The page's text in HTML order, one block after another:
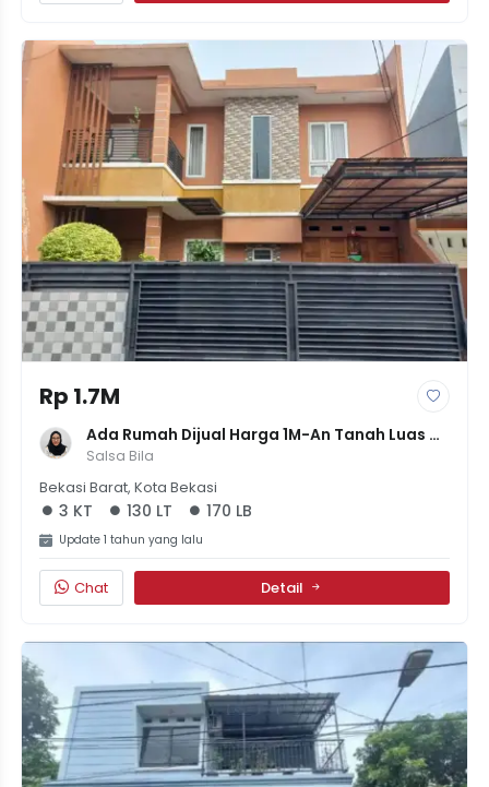
Rp 1.7M
Ada Rumah Dijual Harga 1M-An Tanah Luas
SHM Di Bintara Kota Bekasi
Salsa Bila
Bekasi Barat, Kota Bekasi
3 KT 130 LT 170 LB
Update 1 tahun yang lalu
Chat Detail